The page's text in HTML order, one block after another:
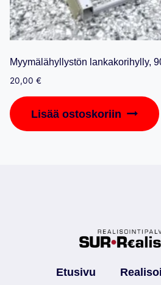
Myymälähyllystön lankakorihylly,
20,00 €
Lisää ostoskoriin
Etusivu